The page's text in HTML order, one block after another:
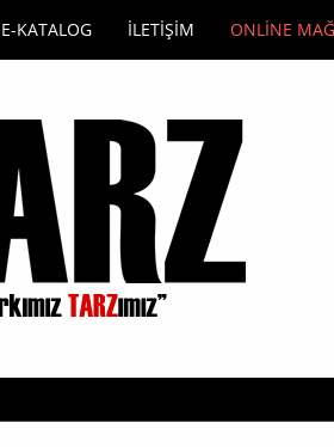
E-KATALOG İLETİŞİM ONLİNE